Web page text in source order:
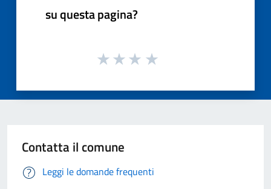
su questa pagina?
Contatta il comune
Leggi le domande frequenti